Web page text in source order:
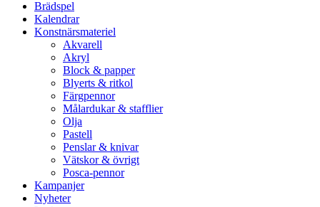
Brädspel
Kalendrar
Konstnärsmateriel
Akvarell
Akryl
Block & papper
Blyerts & ritkol
Färgpennor
Målardukar & stafflier
Olja
Pastell
Penslar & knivar
Vätskor & övrigt
Posca-pennor
Kampanjer
Nyheter